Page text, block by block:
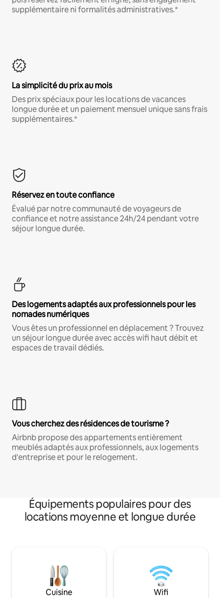
supplémentaire ni formalités administratives.*
La simplicité du prix au mois
Des prix spéciaux pour les locations de vacances
longue durée et un paiement mensuel unique sans frais
supplémentaires.*
Réservez en toute confiance
Évalué par notre communauté de voyageurs de
confiance et notre assistance 24h/24 pendant votre
séjour longue durée.
Des logements adaptés aux professionnels pour les
nomades numériques
Vous êtes un professionnel en déplacement ? Trouvez
un séjour longue durée avec accès wifi haut débit et
espaces de travail dédiés.
Vous cherchez des résidences de tourisme ?
Airbnb propose des appartements entièrement
meublés adaptés aux professionnels, aux logements
d'entreprise et pour le relogement.
Équipements populaires pour des
locations moyenne et longue durée
Cuisine Wifi